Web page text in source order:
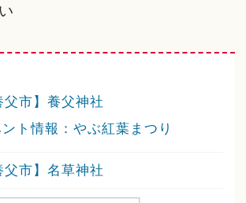
父市】養父神社
ト情報：やぶ紅葉まつり
父市】名草神社